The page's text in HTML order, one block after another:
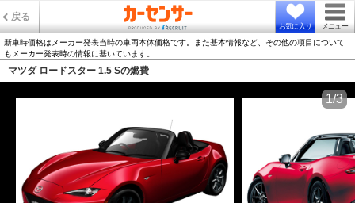
戻る
お気に入り メニュー
新車時価格はメーカー発表当時の車両本体価格です。また基本情報など、その他の項目について
もメーカー発表時の情報に基いています。
マツダ ロードスター 1.5 Sの燃費
1/3